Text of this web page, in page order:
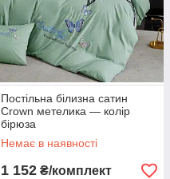
Постільна білизна сатин
Crown метелика — колір
бірюза
Немає в наявності
1 152 ₴/комплект